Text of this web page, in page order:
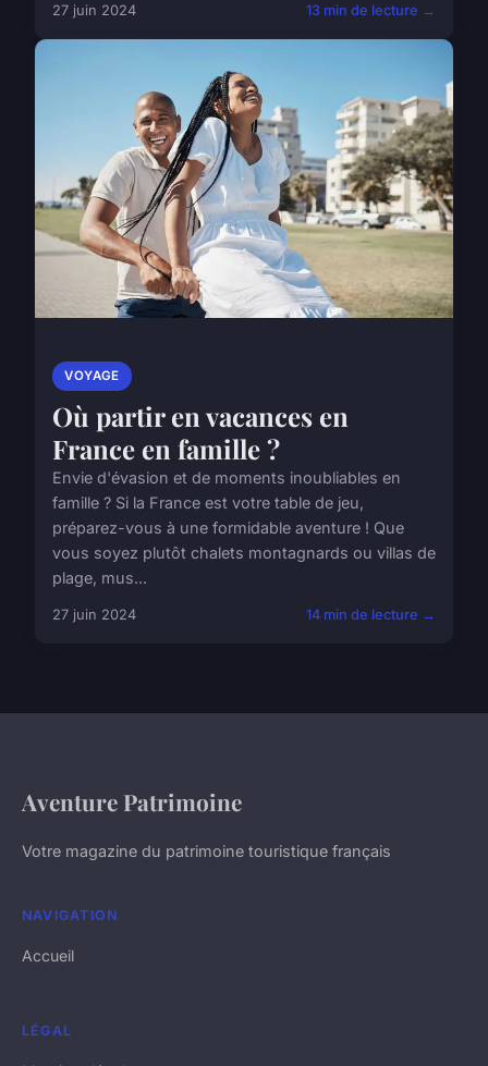
27 juin 2024 13 min de lecture →
VOYAGE
Où partir en vacances en
France en famille ?
Envie d'évasion et de moments inoubliables en
famille ? Si la France est votre table de jeu,
préparez-vous à une formidable aventure ! Que
vous soyez plutôt chalets montagnards ou villas de
plage, mus...
27 juin 2024 14 min de lecture →
Aventure Patrimoine
Votre magazine du patrimoine touristique français
NAVIGATION
Accueil
LÉGAL